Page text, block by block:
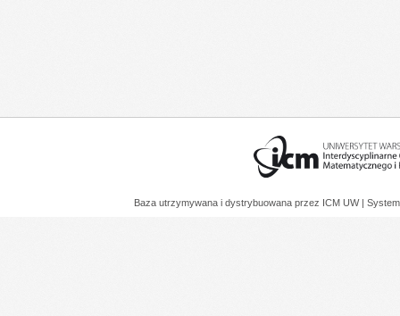
Baza utrzymywana i dystrybuowana przez ICM UW |